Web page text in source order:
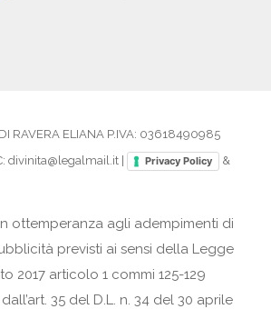
RAVERA ELIANA P.IVA: 03618490985
divinita@legalmail.it |
Privacy Policy &
In ottemperanza agli adempimenti di
previsti ai sensi della Legge
2017 articolo 1 commi 125-129
35 del D.L. n. 34 del 30 aprile